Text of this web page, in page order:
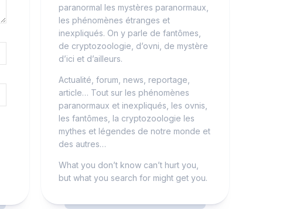
paranormal les mystères paranormaux,
les phénomènes étranges et
inexpliqués. On y parle de fantômes,
de cryptozoologie, d’ovni, de mystère
d’ici et d’ailleurs.
Actualité, forum, news, reportage,
article… Tout sur les phénomènes
paranormaux et inexpliqués, les ovnis,
les fantômes, la cryptozoologie les
mythes et légendes de notre monde et
des autres…
What you don’t know can’t hurt you,
but what you search for might get you.